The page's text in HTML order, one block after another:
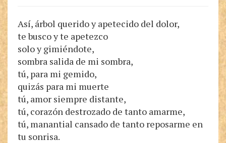
Así, árbol querido y apetecido del dolor,
te busco y te apetezco
solo y gimiéndote,
sombra salida de mi sombra,
tú, para mi gemido,
quizás para mi muerte
tú, amor siempre distante,
tú, corazón destrozado de tanto amarme,
tú, manantial cansado de tanto reposarme en
tu sonrisa.